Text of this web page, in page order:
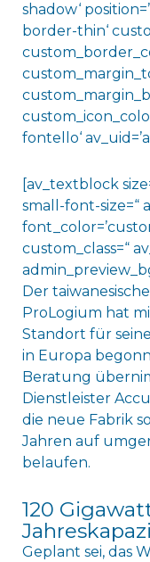
shadow‘
border-thin‘
fontello‘
[av_textblock
small-font-size=“
custom_class=“
Der
ProLogium hat
Standort für
in Europa
Beratung
Dienstleister
die neue Fabrik
Jahren auf
belaufen.
120
Geplant sei, das